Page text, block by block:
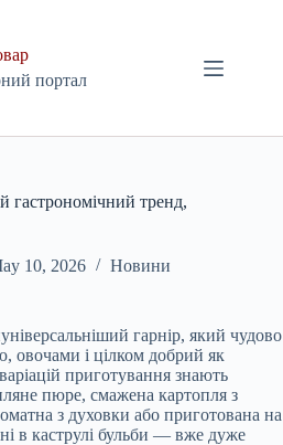
портал
гастрономічний тренд,
10, 2026 Новини
гарнір, який чудово
овочами і цілком добрий як
приготування знають
пюре, смажена картопля з
з духовки або приготована на
в каструлі бульби — вже дуже